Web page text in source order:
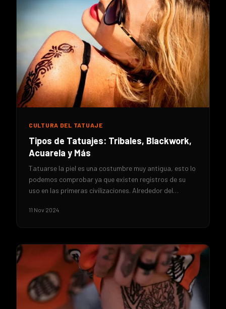
CULTURA DEL TATUAJE
Tipos de Tatuajes: Tribales, Blackwork,
Acuarela y Más
Tatuarse la piel es una costumbre muy antigua, esto lo
podemos comprobar ya que existen registros de su
uso en las primeras civilizaciones. Alrededor del…
11 Nov 2024